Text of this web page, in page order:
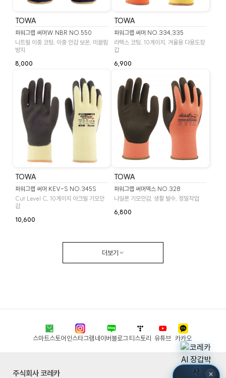
×
TOWA
파워그랩 써머W NBR NO.550
니트릴 이중 코팅, 이중 안감 보온, 미끌림
방지
8,000
TOWA
파워그랩 써머 NO.334,335
라텍스 코팅, 10게이지, 겨울용 다용도장
갑
6,900
TOWA
파워그랩 써머 KEV-S NO.345S
Cut Level C, 10게이지 아크릴 기모안
감
10,600
TOWA
파워그랩 써머덱스 NO.328
나일론 기모안감, 생활 발수, 정밀작업
6,800
더보기
스마트스토어인스타그램네이버블로그티스토리 유튜브 카카오
주식회사 코레카